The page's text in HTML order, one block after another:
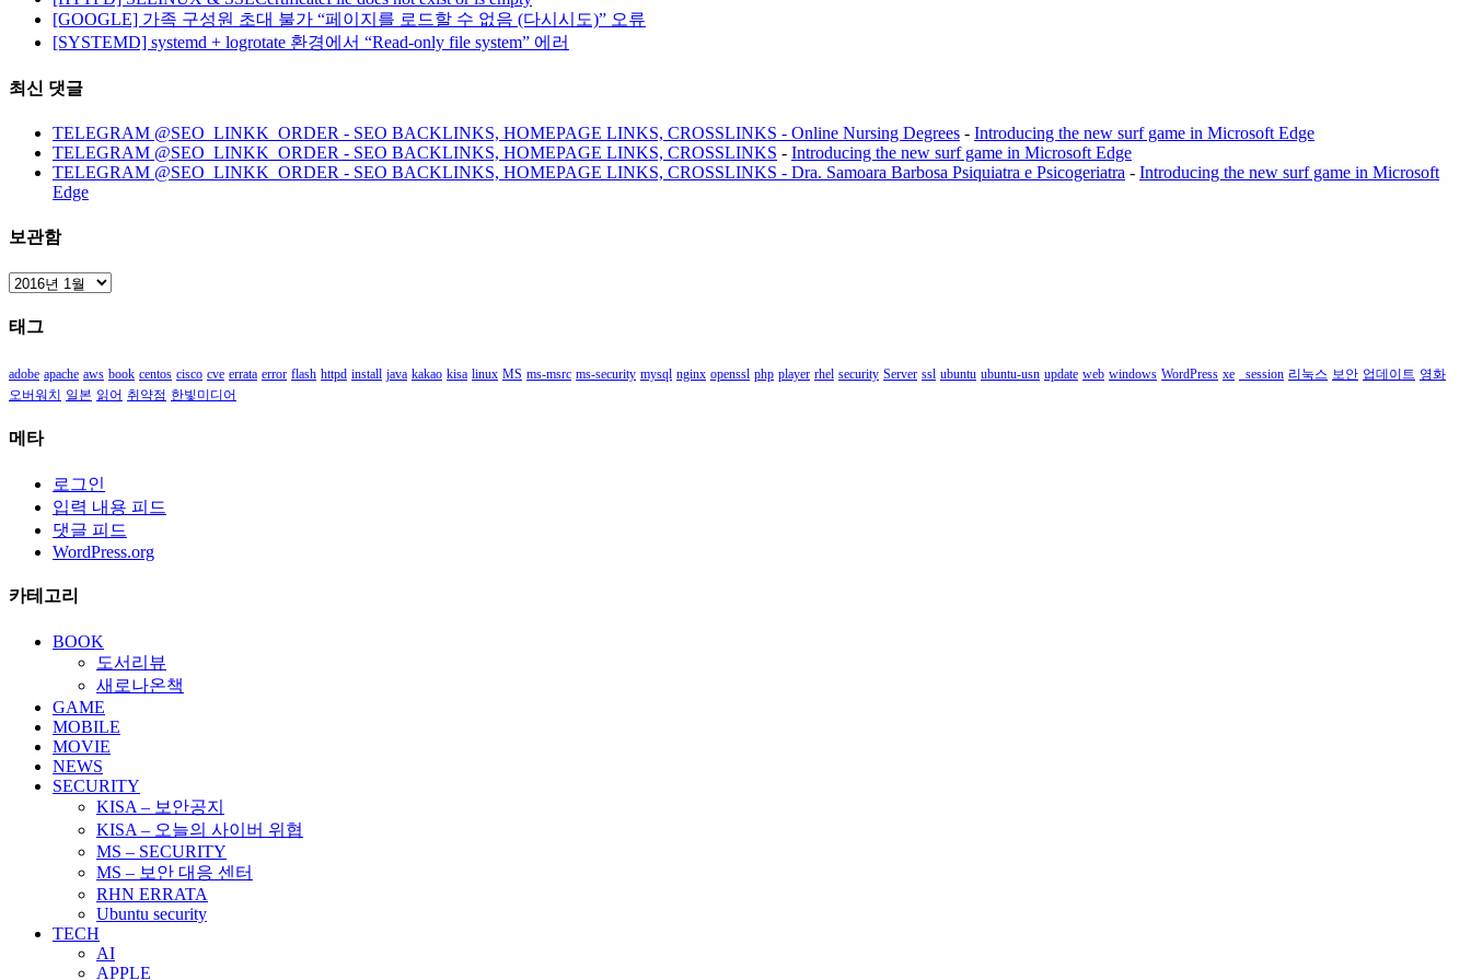
[GOOGLE] 가족 구성원 초대 불가 “페이지를 로드할 수 없음 (다시시도)” 오류
[SYSTEMD] systemd + logrotate 환경에서 “Read-only file system” 에러
최신 댓글
TELEGRAM @SEO_LINKK_ORDER - SEO BACKLINKS, HOMEPAGE LINKS, CROSSLINKS - Online Nursing Degrees - Introducing the new surf game in Microsoft Edge
TELEGRAM @SEO_LINKK_ORDER - SEO BACKLINKS, HOMEPAGE LINKS, CROSSLINKS - Introducing the new surf game in Microsoft Edge
TELEGRAM @SEO_LINKK_ORDER - SEO BACKLINKS, HOMEPAGE LINKS, CROSSLINKS - Dra. Samoara Barbosa Psiquiatra e Psicogeriatra - Introducing the new surf game in Microsoft
Edge
보관함
보
함
태그
adobe apache aws book centos cisco cve errata error flash httpd install java kakao kisa linux MS ms-msrc ms-security mysql nginx openssl php player rhel security Server ssl ubuntu ubuntu-usn update web windows WordPress xe _session 리눅스 보안 업데이트 영화
오버워치 일본 읽어 취약점 한빛미디어
메타
로그인
입력 내용 피드
댓글 피드
WordPress.org
카테고리
BOOK
도서리뷰
새로나온책
GAME
MOBILE
MOVIE
NEWS
SECURITY
KISA – 보안공지
KISA – 오늘의 사이버 위협
MS – SECURITY
MS – 보안 대응 센터
RHN ERRATA
Ubuntu security
TECH
AI
APPLE